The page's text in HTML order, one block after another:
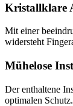
Kristallklare
Mit einer
widersteht
Mühelose
Der enthaltene
optimalen Schutz.